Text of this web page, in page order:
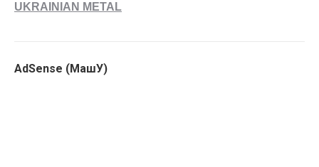
UKRAINIAN METAL
AdSense (МашУ)